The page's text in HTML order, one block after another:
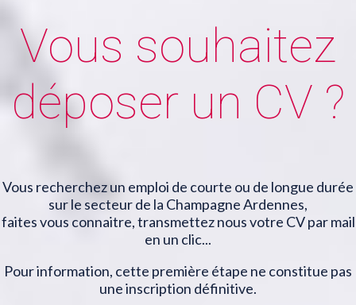
Vous souhaitez
déposer un CV ?
Vous recherchez un emploi de courte ou de longue durée
sur le secteur de la Champagne Ardennes,
faites vous connaitre, transmettez nous votre CV par mail
en un clic...
Pour information, cette première étape ne constitue pas
une inscription définitive.